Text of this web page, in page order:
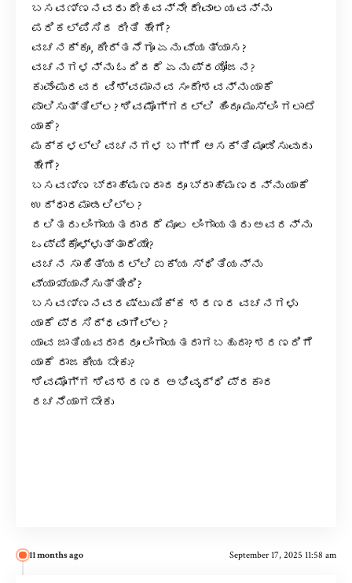
ಬಸವಣ್ಣನವರು ದೇಹವನ್ನೇ ದೇವಾಲಯವನ್ನು
ಪರಿಕಲ್ಪಿಸಿದ ರೀತಿ ಹೇಗೆ?
ವಚನಕ್ಕೂ, ಕೀರ್ತನೆಗೂ ಏನು ವ್ಯತ್ಯಾಸ?
ವಚನಗಳನ್ನು ಓದಿದರೆ ಏನು ಪ್ರಯೋಜನ?
ಕುವೆಂಪುರವರ ವಿಶ್ವಮಾನವ ಸಂದೇಶವನ್ನು ಯಾಕೆ
ಪಾಲಿಸುತ್ತಿಲ್ಲ? ಶಿವಮೊಗ್ಗದಲ್ಲಿ ಹಿಂದೂ ಮುಸ್ಲಿಂ ಗಲಾಟೆ
ಯಾಕೆ?
ಮಕ್ಕಳಲ್ಲಿ ವಚನಗಳ ಬಗ್ಗೆ ಆಸಕ್ತಿ ಮೂಡಿಸುವುದು
ಹೇಗೆ?
ಬಸವಣ್ಣ ಬ್ರಾಹ್ಮಣರಾದರೂ ಬ್ರಾಹ್ಮಣರನ್ನು ಯಾಕೆ
ಉದ್ಧಾರಮಾಡಲಿಲ್ಲ?
ದಲಿತರು ಲಿಂಗಾಯತರಾದರೆ ಮೂಲ ಲಿಂಗಾಯತರು ಅವರನ್ನು
ಒಪ್ಪಿಕೊಳ್ಳುತ್ತಾರೆಯೇ?
ವಚನ ಸಾಹಿತ್ಯದಲ್ಲಿ ಐಕ್ಯ ಸ್ಥಿತಿಯನ್ನು
ವ್ಯಾಖ್ಯಾನಿಸುತ್ತೀರಿ?
ಬಸವಣ್ಣನವರಷ್ಟು ಮಿಕ್ಕ ಶರಣರ ವಚನಗಳು
ಯಾಕೆ ಪ್ರಸಿದ್ಧವಾಗಿಲ್ಲ?
ಯಾವ ಜಾತಿಯವರಾದರೂ ಲಿಂಗಾಯತರಾಗಬಹುದಾ? ಶರಣರಿಗೆ
ಯಾಕೆ ರಾಜಕೀಯ ಬೇಕು?
ಶಿವಮೊಗ್ಗ ಶಿವಶರಣರ ಅಭಿವೃದ್ಧಿ ಪ್ರಕಾರ
ರಚನೆಯಾಗಬೇಕು
11 months ago September 17, 2025 11:58 am